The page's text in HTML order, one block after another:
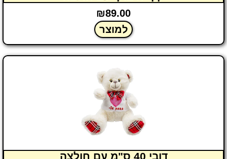
₪89.00
למוצר
דובי 40 ס"מ עם חולצה